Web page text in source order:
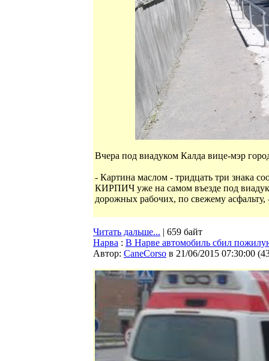
Вчера под виадуком Калда вице-мэр
- Картина маслом - тридцать три знака
КИРПИЧ уже на самом въезде под
дорожных рабочих, по свежему
Читать дальше... | 659 байт
Нарва : В Нарве автомобиль сбил
Автор: CaneCorso в 21/06/2015 07:30:00 (